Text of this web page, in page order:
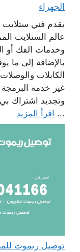
الجهراء
يقدم فني
عالم الستلايت
وخدمات الفك أو
بالإضافة إلى ما
الكابلات
غير خدمة البرمجة
وتجديد اشتراك
... اقرأ المزيد